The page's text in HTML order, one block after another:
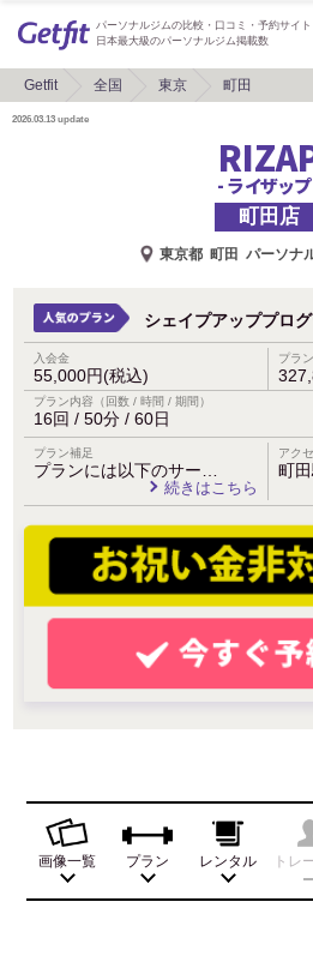
パーソナルジムの比較・口コミ・予約サイト
日本最大級のパーソナルジム掲載数
Getfit 全国 東京 町田
2026.03.13 update
- ライザッ
町田店
東京都 町田 パーソナ
シェイプアッププロ
入会金
55,000円(税込)
プラ
プラン内容（回数 / 時間 / 期間）
16回 / 50分 / 60日
プラン補足
プランには以下のサー…
続きはこちら
アク
町
画像一覧 プラン レンタル トレ